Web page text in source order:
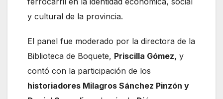
y cultural de la provincia.
El panel fue moderado por la directora de la
Biblioteca de Boquete, Priscilla Gómez, y
contó con la participación de los
historiadores Milagros Sánchez Pinzón y